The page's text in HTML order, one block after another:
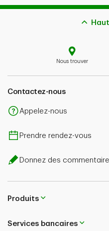
Nous trouver
Contactez-nous
Appelez-nous
Prendre rendez-vous
Donnez des
Produits
Services bancaires